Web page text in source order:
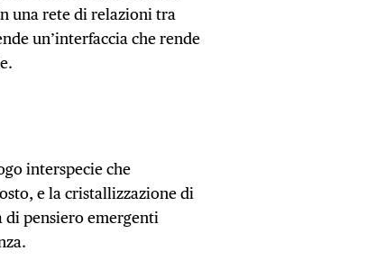
una rete di relazioni tra
un’interfaccia che rende
interspecie che
e la cristallizzazione di
pensiero emergenti